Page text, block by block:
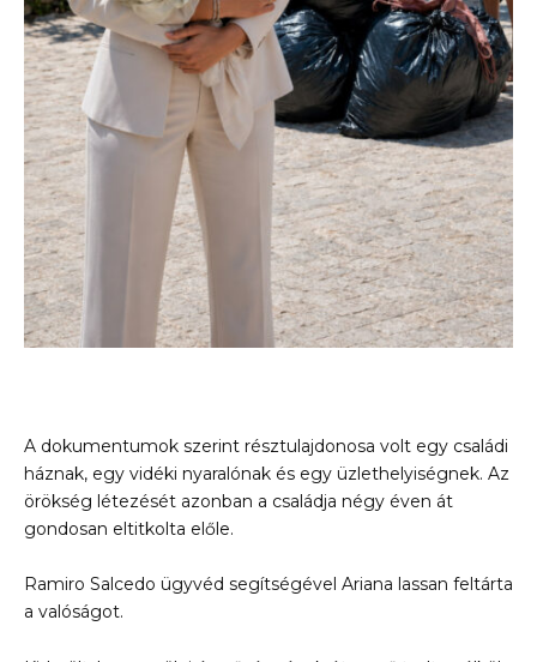
A dokumentumok szerint résztulajdonosa volt egy családi
háznak, egy vidéki nyaralónak és egy üzlethelyiségnek. Az
örökség létezését azonban a családja négy éven át
gondosan eltitkolta előle.
Ramiro Salcedo ügyvéd segítségével Ariana lassan feltárta
a valóságot.